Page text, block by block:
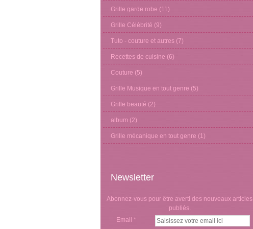
Grille garde robe (11)
Grille Célébrité (9)
Tuto - couture et autres (7)
Recettes de cuisine (6)
Couture (5)
Grille Musique en tout genre (5)
Grille beauté (2)
album (2)
Grille mécanique en tout genre (1)
Newsletter
Abonnez-vous pour être averti des nouveaux articles
publiés.
Email